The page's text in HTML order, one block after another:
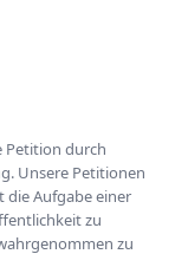
Petition durch
Unsere Petitionen
die Aufgabe einer
zu
zu